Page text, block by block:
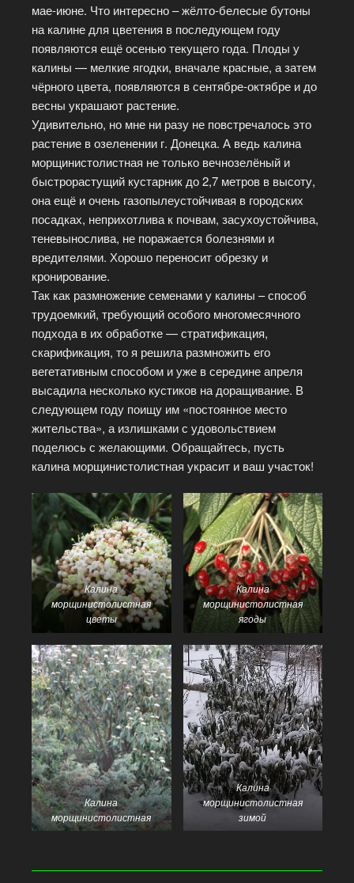
мае-июне. Что интересно – жёлто-белесые бутоны
на калине для цветения в последующем году
появляются ещё осенью текущего года. Плоды у
калины — мелкие ягодки, вначале красные, а затем
чёрного цвета, появляются в сентябре-октябре и до
весны украшают растение.
Удивительно, но мне ни разу не повстречалось это
растение в озеленении г. Донецка. А ведь калина
морщинистолистная не только вечнозелёный и
быстрорастущий кустарник до 2,7 метров в высоту,
она ещё и очень газопылеустойчивая в городских
посадках, неприхотлива к почвам, засухоустойчива,
теневынослива, не поражается болезнями и
вредителями. Хорошо переносит обрезку и
кронирование.
Так как размножение семенами у калины – способ
трудоемкий, требующий особого многомесячного
подхода в их обработке — стратификация,
скарификация, то я решила размножить его
вегетативным способом и уже в середине апреля
высадила несколько кустиков на доращивание. В
следующем году поищу им «постоянное место
жительства», а излишками с удовольствием
поделюсь с желающими. Обращайтесь, пусть
калина морщинистолистная украсит и ваш участок!
Калина
морщинистолистная
цветы
Калина
морщинистолистная
ягоды
Калина
морщинистолистная
Калина
морщинистолистная
зимой